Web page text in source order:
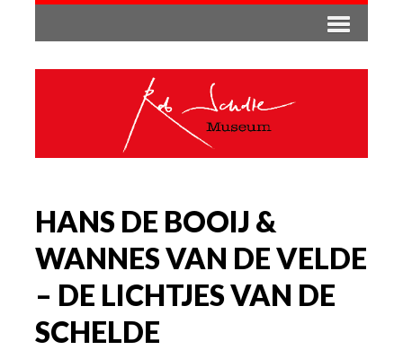
HANS DE BOOIJ &
WANNES VAN DE VELDE
– DE LICHTJES VAN DE
SCHELDE